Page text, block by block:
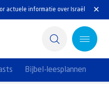
actuele informatie over Israël
Bijbel-leesplannen